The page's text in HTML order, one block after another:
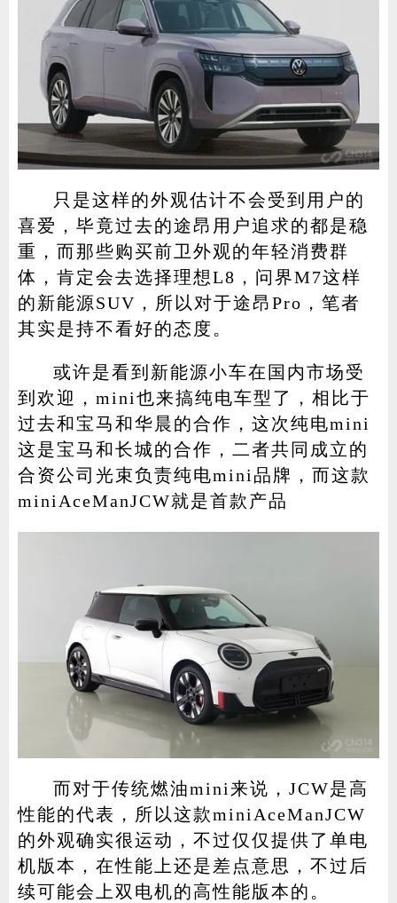
只是这样的外观估计不会受到用户的
喜爱，毕竟过去的途昂用户追求的都是稳
重，而那些购买前卫外观的年轻消费群
体，肯定会去选择理想L8，问界M7这样
的新能源SUV，所以对于途昂Pro，笔者
其实是持不看好的态度。
或许是看到新能源小车在国内市场受
到欢迎，mini也来搞纯电车型了，相比于
过去和宝马和华晨的合作，这次纯电mini
这是宝马和长城的合作，二者共同成立的
合资公司光束负责纯电mini品牌，而这款
miniAceManJCW就是首款产品
而对于传统燃油mini来说，JCW是高
性能的代表，所以这款miniAceManJCW
的外观确实很运动，不过仅仅提供了单电
机版本，在性能上还是差点意思，不过后
续可能会上双电机的高性能版本的。